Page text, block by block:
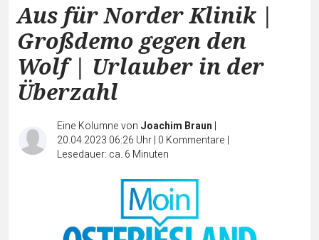
Aus für Norder Klinik |
Großdemo gegen den
Wolf | Urlauber in der
Überzahl
Eine Kolumne von Joachim Braun |
20.04.2023 06:26 Uhr| 0 Kommentare |
Lesedauer: ca. 6 Minuten